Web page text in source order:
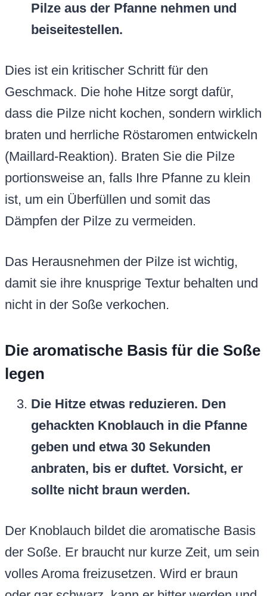
Pilze aus der Pfanne nehmen und
beiseitestellen.
Dies ist ein kritischer Schritt für den
Geschmack. Die hohe Hitze sorgt dafür,
dass die Pilze nicht kochen, sondern wirklich
braten und herrliche Röstaromen entwickeln
(Maillard-Reaktion). Braten Sie die Pilze
portionsweise an, falls Ihre Pfanne zu klein
ist, um ein Überfüllen und somit das
Dämpfen der Pilze zu vermeiden.
Das Herausnehmen der Pilze ist wichtig,
damit sie ihre knusprige Textur behalten und
nicht in der Soße verkochen.
Die aromatische Basis für die Soße
legen
Die Hitze etwas reduzieren. Den
gehackten Knoblauch in die Pfanne
geben und etwa 30 Sekunden
anbraten, bis er duftet. Vorsicht, er
sollte nicht braun werden.
Der Knoblauch bildet die aromatische Basis
der Soße. Er braucht nur kurze Zeit, um sein
volles Aroma freizusetzen. Wird er braun